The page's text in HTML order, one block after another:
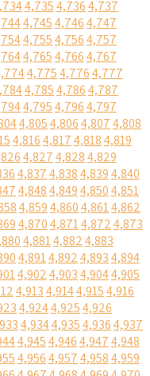
4,7354,7364,737
4,7454,7464,747
4,7554,7564,757
4,7654,7664,767
4,7754,7764,777
4,7854,7864,787
4,7954,7964,797
4,8054,8064,8074,808
4,8164,8174,8184,819
4,8274,8284,829
4,8374,8384,8394,840
4,8484,8494,8504,851
4,8594,8604,8614,862
4,8704,8714,8724,873
4,8814,8824,883
4,8914,8924,8934,894
4,9024,9034,9044,905
4,9134,9144,9154,916
4,9244,9254,926
4,9344,9354,9364,937
4,9454,9464,9474,948
4,9564,9574,9584,959